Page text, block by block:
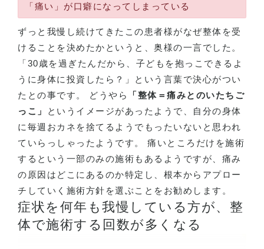
「痛い」が口癖になってしまっている
ずっと我慢し続けてきたこの患者様がなぜ整体を受
けることを決めたかというと、奥様の一言でした。
「30歳を過ぎたんだから、子どもを抱っこできるよ
うに身体に投資したら？」という言葉で決心がつい
たとの事です。 どうやら
「整体＝痛みとのいたちご
っこ」
というイメージがあったようで、自分の身体
に毎週おカネを捨てるようでもったいないと思われ
ていらっしゃったようです。 痛いところだけを施術
するという一部のみの施術もあるようですが、痛み
の原因はどこにあるのか特定し、根本からアプロー
チしていく施術方針を選ぶことをお勧めします。
症状を何年も我慢している方が、整
体で施術する回数が多くなる